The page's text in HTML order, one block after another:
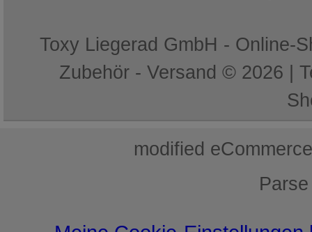
Toxy Liegerad GmbH - Online-
Zubehör - Versand © 2026 |
mod ified